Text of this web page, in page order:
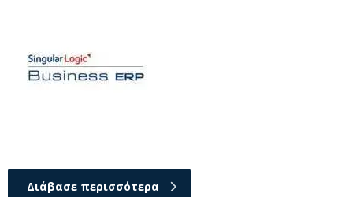
Διάβασε περισσότερα